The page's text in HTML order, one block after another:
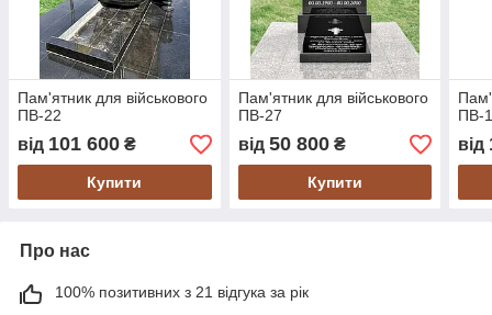
Пам'ятник для військового
ПВ-22
від 101 600 ₴
Купити
Пам'ятник для військового
ПВ-27
від 50 800₴
Купити
ПВ-
від
Про нас
100% позитивних з 21 відгука за рік